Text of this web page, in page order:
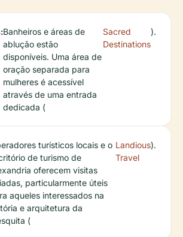
Banheiros e áreas de
ablução estão
disponíveis. Uma área de
oração separada para
mulheres é acessível
através de uma entrada
dedicada (
Sacred
Destinations
).
turísticos locais e o
de turismo de
oferecem visitas
particularmente úteis
aqueles interessados na
e arquitetura da
(
Landious
Travel
).